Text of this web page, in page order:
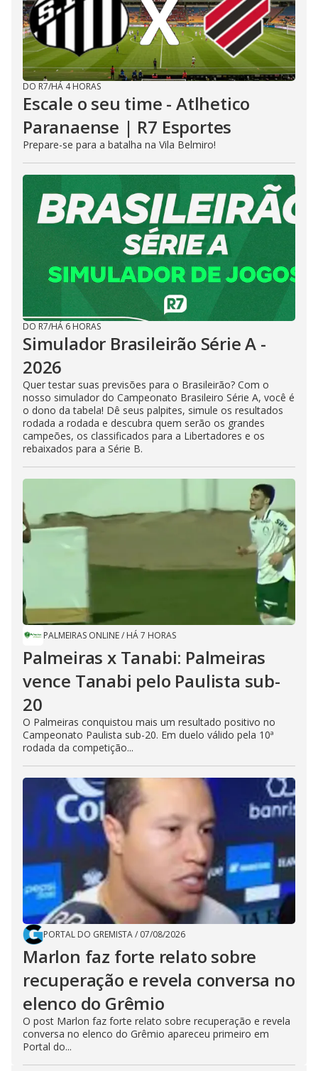
DO R7/HÁ 4 HORAS
Escale o seu time - Atlhetico
Paranaense | R7 Esportes
Prepare-se para a batalha na Vila Belmiro!
DO R7/HÁ 6 HORAS
Simulador Brasileirão Série A -
2026
Quer testar suas previsões para o Brasileirão? Com o
nosso simulador do Campeonato Brasileiro Série A, você é
o dono da tabela! Dê seus palpites, simule os resultados
rodada a rodada e descubra quem serão os grandes
campeões, os classificados para a Libertadores e os
rebaixados para a Série B.
PALMEIRAS ONLINE/ HÁ 7 HORAS
Palmeiras x Tanabi: Palmeiras
vence Tanabi pelo Paulista sub-
20
O Palmeiras conquistou mais um resultado positivo no
Campeonato Paulista sub-20. Em duelo válido pela 10ª
rodada da competição...
PORTAL DO GREMISTA/ 07/08/2026
Marlon faz forte relato sobre
recuperação e revela conversa no
elenco do Grêmio
O post Marlon faz forte relato sobre recuperação e revela
conversa no elenco do Grêmio apareceu primeiro em
Portal do...